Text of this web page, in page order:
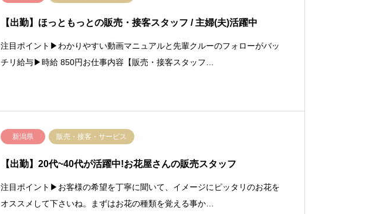
【出勤】ほっともっとの販売・接客スタッフ / 主婦(夫)活躍中
注目ポイント▶わかりやすい動画マニュアルと先輩クルーのフォローがバッ
チリ給与▶時給 850円お仕事内容【販売・接客スタッフ…
新潟県 販売・接客・サービス
【出勤】20代~40代が活躍中!お花屋さんの販売スタッフ
注目ポイント▶お客様の希望を丁寧に聞いて、イメージにピッタリのお花を
オススメして下さいね。まずはお花の種類を覚える事か…